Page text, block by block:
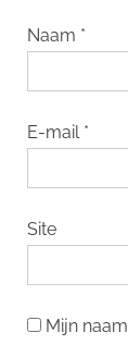
Naam *
E-mail *
Site
Mijn